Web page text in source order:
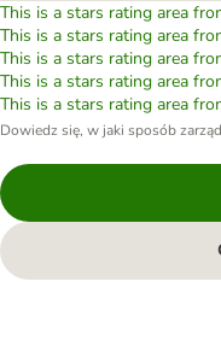
This is a stars rating area
This is a stars rating area
This is a stars rating area
This is a stars rating area
This is a stars rating area
Dowiedz się, w jaki sposób